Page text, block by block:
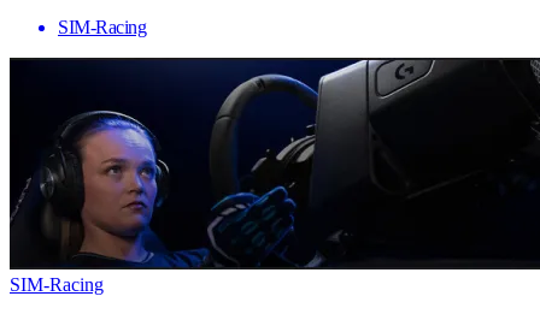
SIM-Racing
SIM-Racing